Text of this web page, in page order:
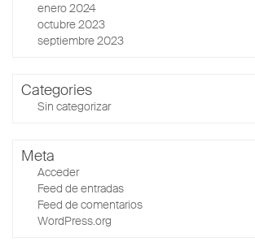
enero 2024
octubre 2023
septiembre 2023
Categories
Sin categorizar
Meta
Acceder
Feed de entradas
Feed de comentarios
WordPress.org